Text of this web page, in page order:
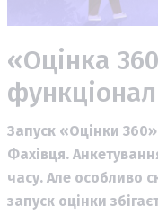
«Оцінка
функціонал
Запуск «Оцінки
Фахівця.
часу. Але особливо
запуск оцінки